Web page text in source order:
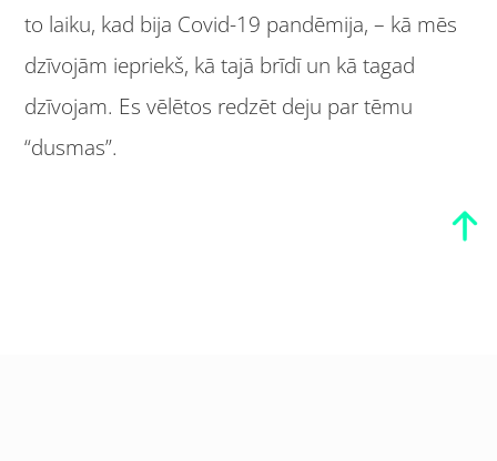
to laiku, kad bija Covid-19 pandēmija, – kā mēs
dzīvojām iepriekš, kā tajā brīdī un kā tagad
dzīvojam. Es vēlētos redzēt deju par tēmu
“dusmas”.